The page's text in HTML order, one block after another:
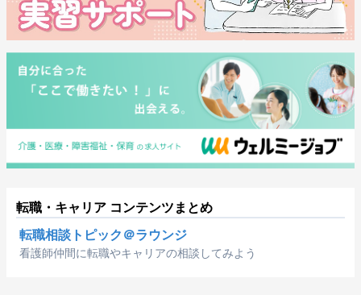
転職・キャリア コンテンツまとめ
転職相談トピック＠ラウンジ
看護師仲間に転職やキャリアの相談してみよう